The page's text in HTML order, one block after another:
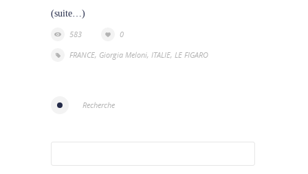
(suite…)
583
0
FRANCE, Giorgia Meloni, ITALIE, LE FIGARO
Recherche